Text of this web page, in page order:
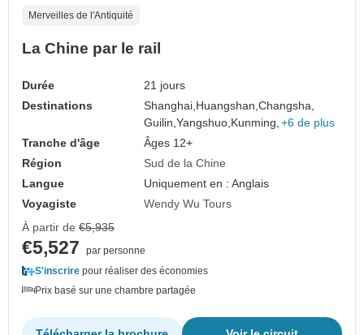
Merveilles de l'Antiquité
La Chine par le rail
Durée
21 jours
Destinations
Shanghai,Huangshan,Changsha,
Guilin,Yangshuo,Kunming, +6 de plus
Tranche d'âge
Âges 12+
Région
Sud de la Chine
Langue
Uniquement en : Anglais
Voyagiste
Wendy Wu Tours
À partir de €5,935
€5,527
par personne
S'inscrire pour réaliser des économies
Prix basé sur une chambre partagée